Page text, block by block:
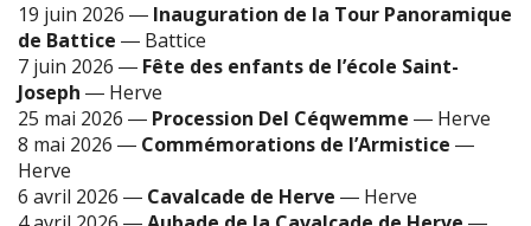
19 juin 2026 ― Inauguration de la Tour Panoramique
de Battice ― Battice
7 juin 2026 ― Fête des enfants de l’école Saint-
Joseph ― Herve
25 mai 2026 ― Procession Del Céqwemme ― Herve
8 mai 2026 ― Commémorations de l’Armistice ―
Herve
6 avril 2026 ― Cavalcade de Herve ― Herve